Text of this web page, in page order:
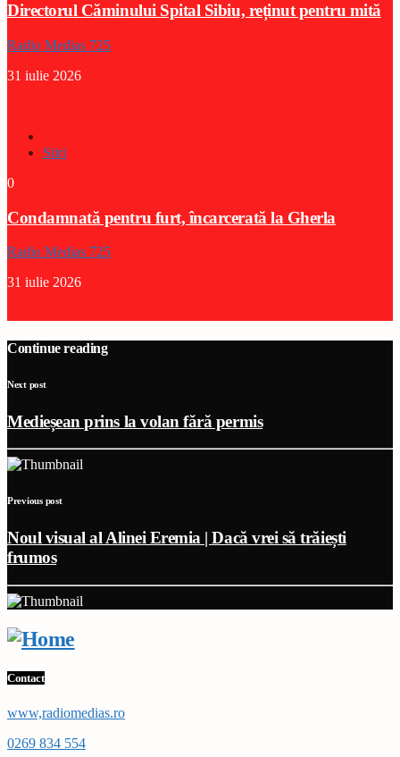
Directorul Căminului Spital Sibiu, reținut pentru mită
Radio Medias 725
31 iulie 2026
Stiri
0
Condamnată pentru furt, încarcerată la Gherla
Radio Medias 725
31 iulie 2026
Continue reading
Next post
Medieșean prins la volan fără permis
Previous post
Noul visual al Alinei Eremia | Dacă vrei să trăiești
frumos
Contact
www,radiomedias.ro
0269 834 554